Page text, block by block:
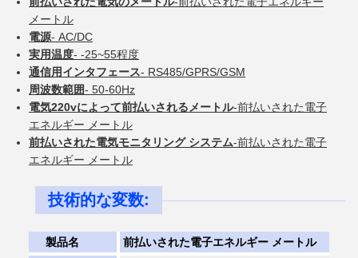
メートル
電源- AC/DC
実用温度- -25~55程度
通信用インタフェース- RS485/GPRS/GSM
周波数範囲- 50-60Hz
電気220vによって前払いされるメートル-前払いされた電子
エネルギー メートル
前払いされた電気モニタリング システム-前払いされた電子
エネルギー メートル
技術的な変数:
製品名
前払いされた電子エネルギー メートル